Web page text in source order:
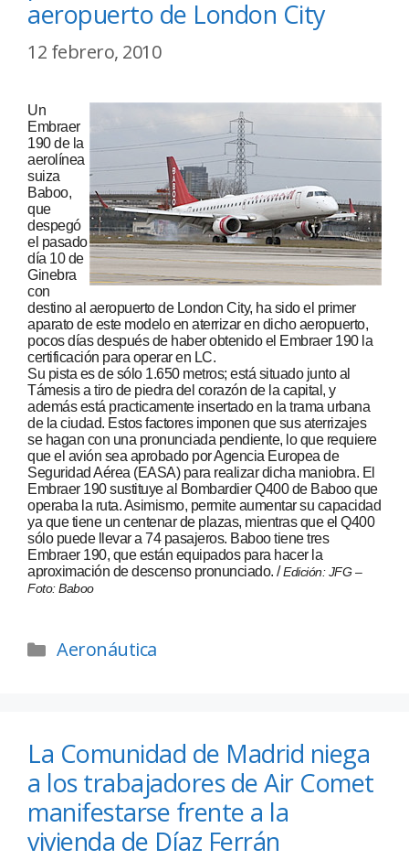
aeropuerto de London City
12 febrero, 2010
Un
Embraer
190 de la
aerolínea
suiza
Baboo,
que
despegó
el pasado
día 10 de
Ginebra
con
destino al aeropuerto de London City, ha sido el primer
aparato de este modelo en aterrizar en dicho aeropuerto,
pocos días después de haber obtenido el Embraer 190 la
certificación para operar en LC.
Su pista es de sólo 1.650 metros; está situado junto al
Támesis a tiro de piedra del corazón de la capital, y
además está practicamente insertado en la trama urbana
de la ciudad. Estos factores imponen que sus aterrizajes
se hagan con una pronunciada pendiente, lo que requiere
que el avión sea aprobado por Agencia Europea de
Seguridad Aérea (EASA) para realizar dicha maniobra. El
Embraer 190 sustituye al Bombardier Q400 de Baboo que
operaba la ruta. Asimismo, permite aumentar su capacidad
ya que tiene un centenar de plazas, mientras que el Q400
sólo puede llevar a 74 pasajeros. Baboo tiene tres
Embraer 190, que están equipados para hacer la
aproximación de descenso pronunciado. /Edición: JFG –
Foto: Baboo
Aeronáutica
La Comunidad de Madrid niega
a los trabajadores de Air Comet
manifestarse frente a la
vivienda de Díaz Ferrán